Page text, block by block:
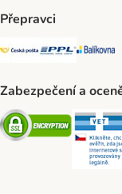
Přepravci
Česká pošta
PPL
Zabezpečení a
Security